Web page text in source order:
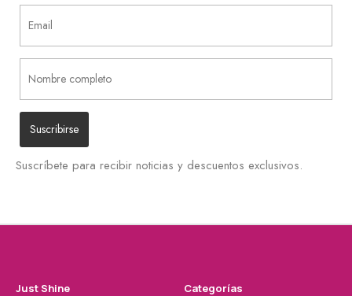
Suscríbete para recibir noticias y descuentos exclusivos.
Just Shine Categorías